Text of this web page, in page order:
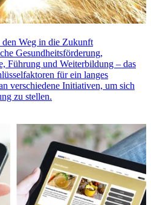
Weg in die Zukunft
Gesundheitsförderung,
Führung und Weiterbildung – das
für ein langes
verschiedene Initiativen, um sich
zu stellen.